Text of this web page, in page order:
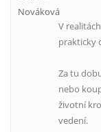
V
prakticky
Za tu
nebo
životní
vedení.